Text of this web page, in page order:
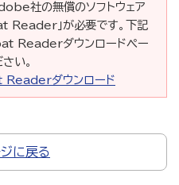
社の無償のソフトウェア
」が必要です。下記
Readerダウンロードペー
い。
ダウンロード
に戻る